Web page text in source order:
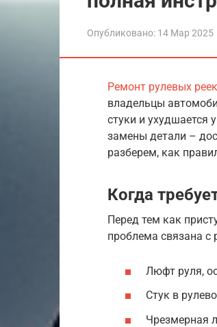
Опубликовано: 14 Мар 2025
Ремонт рулевых реек
владельцы
стуки и ухудшается
замены детали –
разберем, как
Когда
Перед тем как
проблема связана с
Люфт руля,
Стук в
Чрезмерная